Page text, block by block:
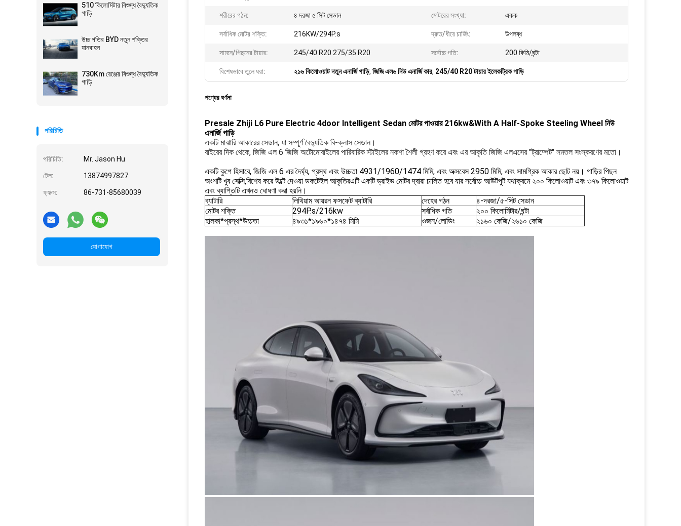
510 কিলোমিটার বিশুদ্ধ বৈদ্যুতিক
গাড়ি
উচ্চ গতির BYD নতুন শক্তির
যানবাহন
730Km রেঞ্জের বিশুদ্ধ বৈদ্যুতিক
গাড়ি
পরিচিতি
পরিচিতি: Mr. Jason Hu
টেল: 13874997827
ফ্যাক্স: 86-731-85680039
যোগাযোগ
শরীরের গঠন: ৪ দরজা ৫ সিট সেডান মোটরের সংখ্যা: একক
সর্বাধিক মোটর শক্তি: 216KW/294P.s দ্রুত/ধীরে চার্জিং: উপলব্ধ
সামনে/পিছনের টায়ার: 245/40 R20 275/35 R20 সর্বোচ্চ গতি: 200 কিমি/ঘন্টা
বিশেষভাবে তুলে ধরা: ২১৬ কিলোওয়াট নতুন এনার্জি গাড়ি, জিজি এল৬ নিউ এনার্জি কার, 245/40 R20 টায়ার ইলেকট্রিক গাড়ি
পণ্যের বর্ণনা
Presale Zhiji L6 Pure Electric 4door Intelligent Sedan মোটর পাওয়ার 216kw&With A Half-Spoke Steeling Wheel নিউ
এনার্জি গাড়ি
একটি মাঝারি আকারের সেডান, যা সম্পূর্ণ বৈদ্যুতিক বি-ক্লাস সেডান।
বাইরের দিক থেকে, জিজি এল 6 জিজি অটোমোবাইলের পারিবারিক স্টাইলের নকশা শৈলী গ্রহণ করে এবং এর আকৃতি জিজি এলএসের "ট্রাম্পেট" সমতল সংস্করণের মতো।
একটি কুপে হিসাবে, জিজি এল 6 এর দৈর্ঘ্য, প্রস্থ এবং উচ্চতা 4931/1960/1474 মিমি, এবং অক্সবেস 2950 মিমি, এবং সামগ্রিক আকার ছোট নয়। গাড়ির পিছন
অংশটি খুব সেক্সি,বিশেষ করে উল্টে দেওয়া ডকটেইল আকৃতিরএটি একটি ড্রাইভ মোটর দ্বারা চালিত হবে যার সর্বোচ্চ আউটপুট যথাক্রমে ২০০ কিলোওয়াট এবং ৩৭৯ কিলোওয়াট
এবং ব্যাপ্তিটি এখনও ঘোষণা করা হয়নি।
ব্যাটারি
লিথিয়াম আয়রন ফসফেট ব্যাটারি দেহের গঠন
৪-দরজা/৫-সিট সেডান
মোটর শক্তি
294P.s/216kw সর্বাধিক গতি
২০০ কিলোমিটার/ঘন্টা
হালকা*প্রস্থ*উচ্চতা
৪৯৩১*১৯৬০*১৪৭৪ মিমি ওজন/লোডিং ২১৬০ কেজি/২৬১০ কেজি